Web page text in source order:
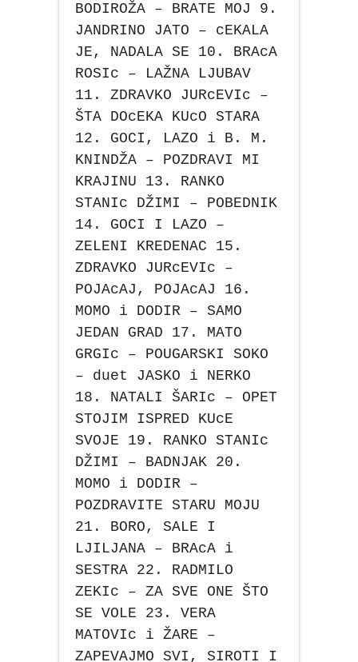
BODIROŽA – BRATE MOJ 9.
JANDRINO JATO – cEKALA
JE, NADALA SE 10. BRAcA
ROSIc – LAŽNA LJUBAV
11. ZDRAVKO JURcEVIc –
ŠTA DOcEKA KUcO STARA
12. GOCI, LAZO i B. M.
KNINDŽA – POZDRAVI MI
KRAJINU 13. RANKO
STANIc DŽIMI – POBEDNIK
14. GOCI I LAZO –
ZELENI KREDENAC 15.
ZDRAVKO JURcEVIc –
POJAcAJ, POJAcAJ 16.
MOMO i DODIR – SAMO
JEDAN GRAD 17. MATO
GRGIc – POUGARSKI SOKO
– duet JASKO i NERKO
18. NATALI ŠARIc – OPET
STOJIM ISPRED KUcE
SVOJE 19. RANKO STANIc
DŽIMI – BADNJAK 20.
MOMO i DODIR –
POZDRAVITE STARU MOJU
21. BORO, SALE I
LJILJANA – BRAcA i
SESTRA 22. RADMILO
ZEKIc – ZA SVE ONE ŠTO
SE VOLE 23. VERA
MATOVIc i ŽARE –
ZAPEVAJMO SVI, SIROTI I